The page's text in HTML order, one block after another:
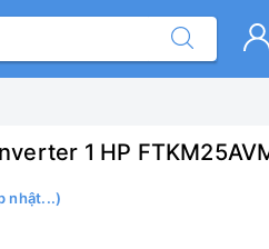
1 HP
nhật...)